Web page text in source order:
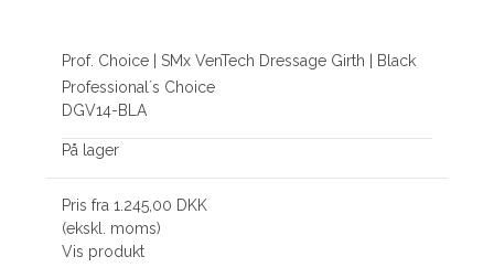
Prof. Choice | SMx VenTech Dressage Girth | Black
Professional´s Choice
DGV14-BLA
På lager
Pris fra1.245,00 DKK
(ekskl. moms)
Vis produkt